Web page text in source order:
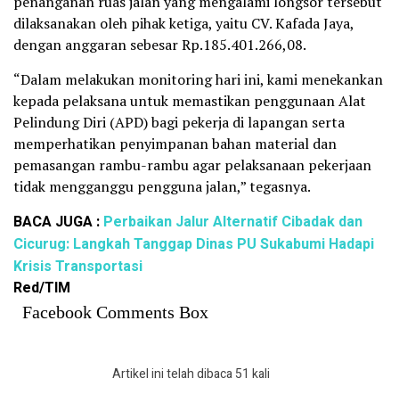
dilaksanakan oleh pihak ketiga, yaitu CV. Kafada Jaya,
dengan anggaran sebesar Rp.185.401.266,08.
“Dalam melakukan monitoring hari ini, kami menekankan
kepada pelaksana untuk memastikan penggunaan Alat
Pelindung Diri (APD) bagi pekerja di lapangan serta
memperhatikan penyimpanan bahan material dan
pemasangan rambu-rambu agar pelaksanaan pekerjaan
tidak mengganggu pengguna jalan,” tegasnya.
BACA JUGA : Perbaikan Jalur Alternatif Cibadak dan
Cicurug: Langkah Tanggap Dinas PU Sukabumi Hadapi
Krisis Transportasi
Red/TIM
Facebook Comments Box
Artikel ini telah dibaca 51 kali